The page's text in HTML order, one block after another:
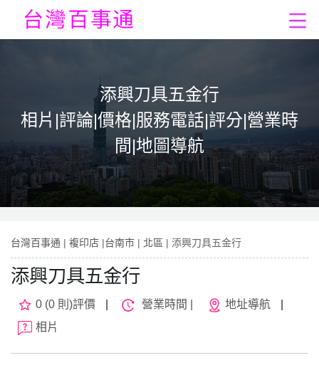
添興刀具五金行
相片|評論|價格|服務電話|評分|營業時
間|地圖導航
台灣百事通 | 複印店 |台南市 | 北區 | 添興刀具五金行
添興刀具五金行
0 (0 則)評價 營業時間 | 地址導航
相片